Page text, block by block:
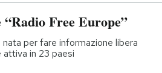
Free Europe”
per fare informazione libera
in 23 paesi